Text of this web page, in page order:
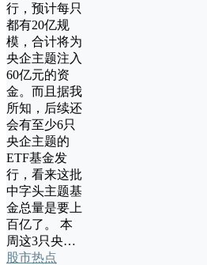
行，预计每只
都有20亿规
模，合计将为
央企主题注入
60亿元的资
金。而且据我
所知，后续还
会有至少6只
央企主题的
ETF基金发
行，看来这批
中字头主题基
金总量是要上
百亿了。 本
周这3只央…
股市热点